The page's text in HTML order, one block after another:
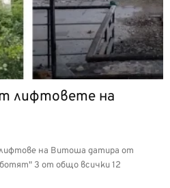
лифтовете на
на Витоша датира от
3 от общо всички 12